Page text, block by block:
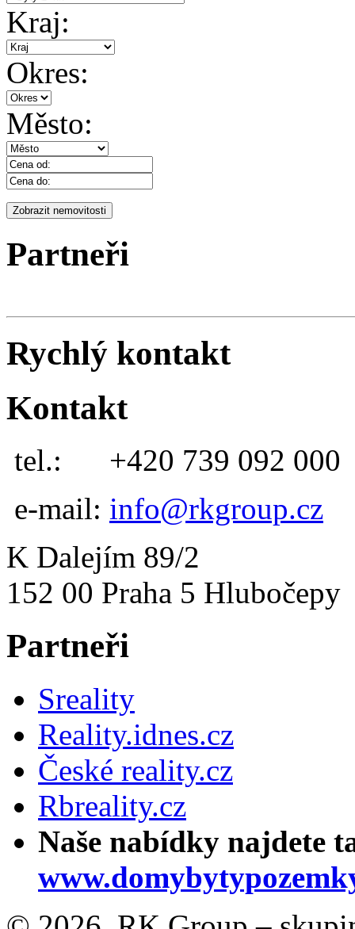
Kraj:
Okres:
Město:
Partneři
Rychlý kontakt
Kontakt
tel.: +420 739 092 000
e-mail: info@rkgroup.cz
K Dalejím 89/2
152 00 Praha 5 Hlubočepy
Partneři
Sreality
Reality.idnes.cz
České reality.cz
Rbreality.cz
Naše nabídky najdete